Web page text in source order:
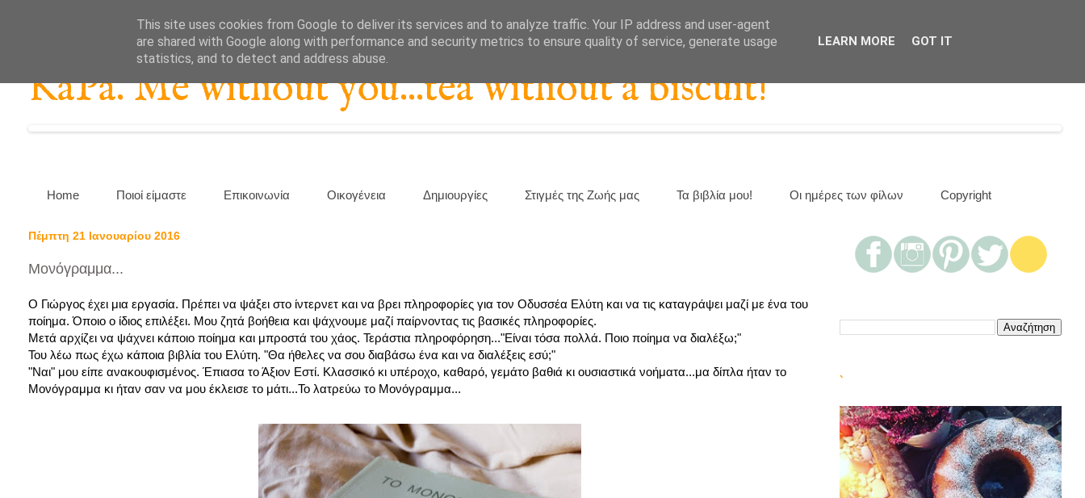
KaPa. Me without you...tea without a biscuit!
Home Ποιοί είμαστε Επικοινωνία Οικογένεια Δημιουργίες Στιγμές της Ζωής μας Τα βιβλία μου! Οι ημέρες των φίλων Copyright
Πέμπτη 21 Ιανουαρίου 2016
Μονόγραμμα...
Ο Γιώργος έχει μια εργασία. Πρέπει να ψάξει στο ίντερνετ και να βρει πληροφορίες για τον Οδυσσέα Ελύτη και να τις καταγράψει μαζί με ένα του
ποίημα. Όποιο ο ίδιος επιλέξει. Μου ζητά βοήθεια και ψάχνουμε μαζί παίρνοντας τις βασικές πληροφορίες.
Μετά αρχίζει να ψάχνει κάποιο ποίημα και μπροστά του χάος. Τεράστια πληροφόρηση..."Είναι τόσα πολλά. Ποιο ποίημα να διαλέξω;"
Του λέω πως έχω κάποια βιβλία του Ελύτη. "Θα ήθελες να σου διαβάσω ένα και να διαλέξεις εσύ;"
"Ναι" μου είπε ανακουφισμένος. Έπιασα το Άξιον Εστί. Κλασσικό κι υπέροχο, καθαρό, γεμάτο βαθιά κι ουσιαστικά νοήματα...μα δίπλα ήταν το
Μονόγραμμα κι ήταν σαν να μου έκλεισε το μάτι...Το λατρεύω το Μονόγραμμα...
`
This site uses cookies from Google to deliver its services and to analyze traffic. Your IP address and user-agent
are shared with Google along with performance and security metrics to ensure quality of service, generate usage
statistics, and to detect and address abuse.
LEARN MORE GOT IT